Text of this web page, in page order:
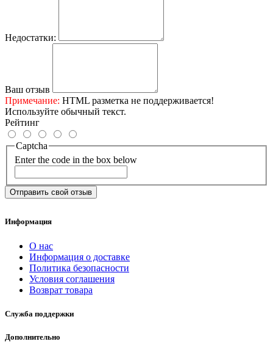
Недостатки:
Ваш отзыв
Примечание: HTML разметка не поддерживается!
Используйте обычный текст.
Рейтинг
Captcha
Enter the code in the box below
Отправить свой отзыв
Информация
О нас
Информация о доставке
Политика безопасности
Условия соглашения
Возврат товара
Служба поддержки
Дополнительно